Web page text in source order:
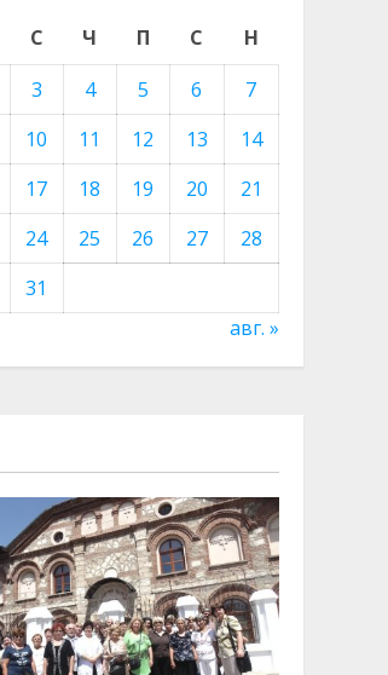
С Ч П С
Н
3 4 5 6
7
10 11 12 13
14
17 18 19 20
21
24 25 26 27
28
31
авг. »